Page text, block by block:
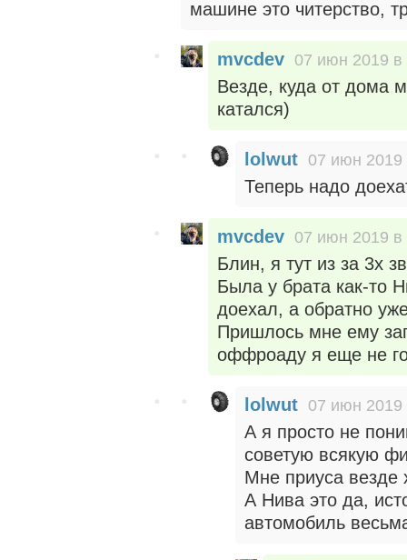
машине это читерство,
mvcdev 07 июн 2019 в
Везде, куда от дома
катался)
lolwut 07 июн 2019
Теперь надо
mvcdev 07 июн 2019 в
Блин, я тут из за 3х
Была у брата как-то
доехал, а обратно
Пришлось мне ему
оффроаду я еще не
lolwut 07 июн 2019
А я просто не
советую всякую
Мне приуса везде
А Нива это да,
автомобиль